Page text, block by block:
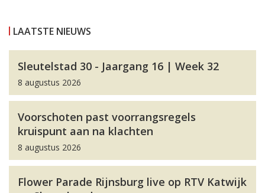
LAATSTE NIEUWS
Sleutelstad 30 - Jaargang 16 | Week 32
8 augustus 2026
Voorschoten past voorrangsregels
kruispunt aan na klachten
8 augustus 2026
Flower Parade Rijnsburg live op RTV Katwijk